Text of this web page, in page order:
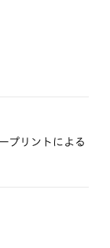
プリントによる